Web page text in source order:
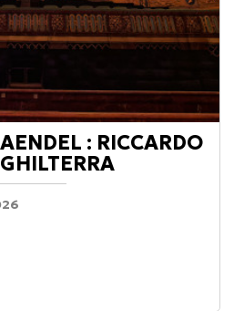
: RICCARDO